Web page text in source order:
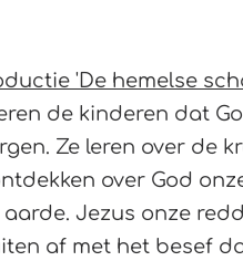
'De hemelse
de kinderen dat
Ze leren over de
over God
Jezus onze
af met het besef